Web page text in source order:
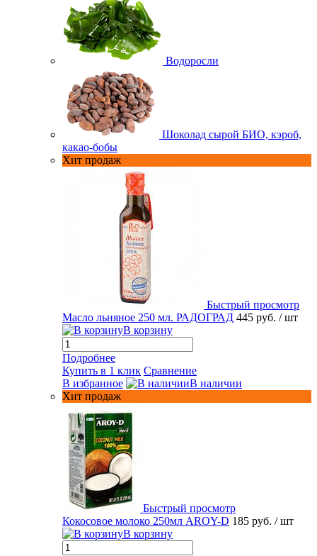
Водоросли
Шоколад сырой БИО, кэроб,
какао-бобы
Хит продаж
Быстрый просмотр
Масло льняное 250 мл. РАДОГРАД 445 руб. / шт
В корзину
Подробнее
Купить в 1 клик Сравнение
В избранное
В наличии
Хит продаж
Быстрый просмотр
Кокосовое молоко 250мл AROY-D 185 руб. / шт
В корзину